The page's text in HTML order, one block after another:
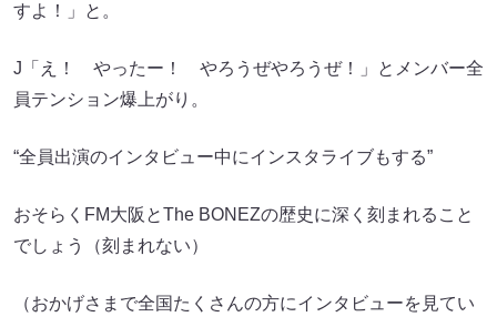
すよ！」と。
J「え！ やったー！ やろうぜやろうぜ！」とメンバー全
員テンション爆上がり。
“全員出演のインタビュー中にインスタライブもする”
おそらくFM大阪とThe BONEZの歴史に深く刻まれること
でしょう（刻まれない）
（おかげさまで全国たくさんの方にインタビューを見てい